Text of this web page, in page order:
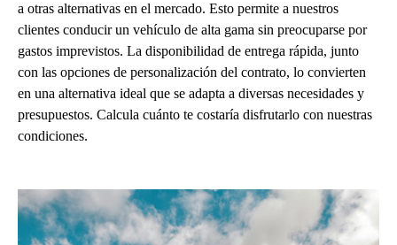
a otras alternativas en el mercado. Esto permite a nuestros
clientes conducir un vehículo de alta gama sin preocuparse por
gastos imprevistos. La disponibilidad de entrega rápida, junto
con las opciones de personalización del contrato, lo convierten
en una alternativa ideal que se adapta a diversas necesidades y
presupuestos. Calcula cuánto te costaría disfrutarlo con nuestras
condiciones.